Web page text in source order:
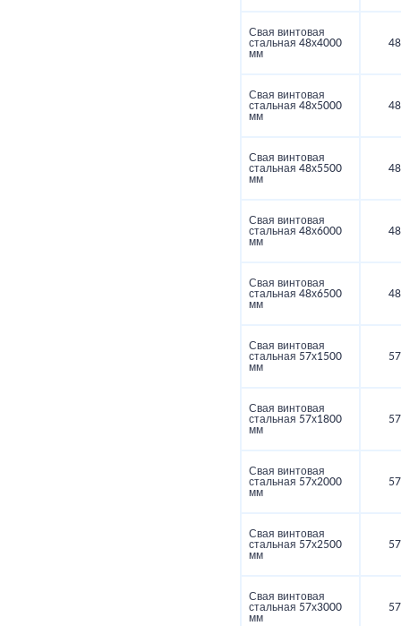
Свая винтовая
стальная 48х4000
мм
48
Свая винтовая
стальная 48х5000
мм
48
Свая винтовая
стальная 48х5500
мм
48
Свая винтовая
стальная 48х6000
мм
48
Свая винтовая
стальная 48х6500
мм
48
Свая винтовая
стальная 57х1500
мм
57
Свая винтовая
стальная 57х1800
мм
57
Свая винтовая
стальная 57х2000
мм
57
Свая винтовая
стальная 57х2500
мм
57
Свая винтовая
стальная 57х3000
мм
57